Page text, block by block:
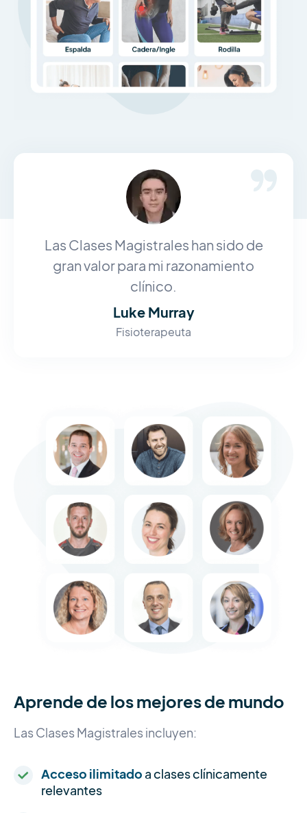
Las Clases Magistrales han sido de
gran valor para mi razonamiento
clínico.
Luke Murray
Fisioterapeuta
Aprende de los mejores de mundo
Las Clases Magistrales incluyen:
Acceso ilimitado a clases clínicamente
relevantes